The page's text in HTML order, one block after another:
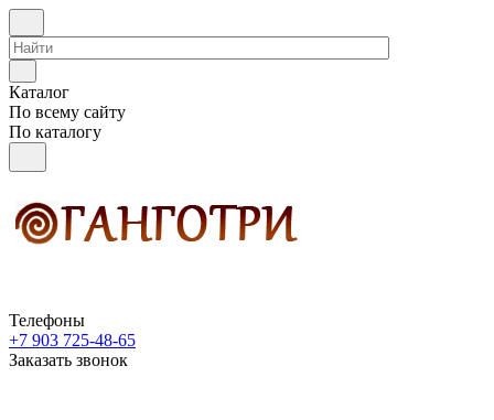
Каталог
По всему сайту
По каталогу
Телефоны
+7 903 725-48-65
Заказать звонок